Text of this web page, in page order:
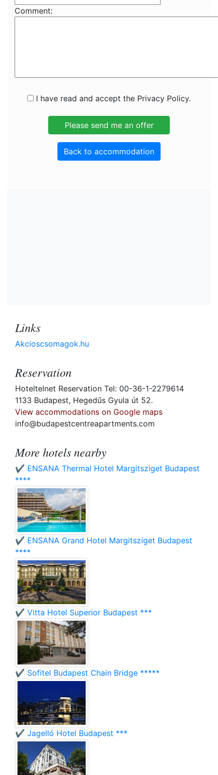
Comment:
I have read and accept the Privacy Policy.
Back to accommodation
Links
Akcioscsomagok.hu
Reservation
Hoteltelnet Reservation Tel: 00-36-1-2279614
1133 Budapest, Hegedűs Gyula út 52.
View accommodations on Google maps
info@budapestcentreapartments.com
More hotels nearby
✔️ ENSANA Thermal Hotel Margitsziget Budapest
****
✔️ ENSANA Grand Hotel Margitsziget Budapest
****
✔️ Vitta Hotel Superior Budapest ***
✔️ Sofitel Budapest Chain Bridge *****
✔️ Jagelló Hotel Budapest ***